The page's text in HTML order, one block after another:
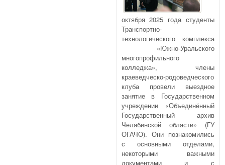
октября 2025 года студенты
Транспортно-
технологического комплекса
«Южно-Уральского
многопрофильного
колледжа», члены
краеведческо-родоведческого
клуба провели выездное
занятие в Государственном
учреждении «Объединённый
Государственный архив
Челябинской области» (ГУ
ОГАЧО). Они познакомились
с основными отделами,
некоторыми важными
документами и с